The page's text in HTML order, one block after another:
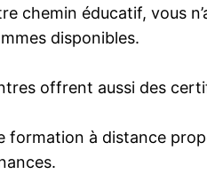
chemin éducatif, vous
disponibles.
offrent aussi des
formation à distance